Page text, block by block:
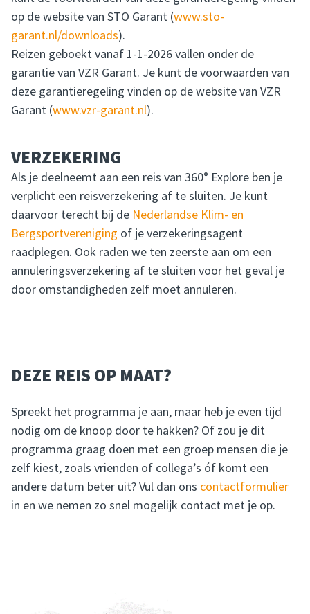
op de website van STO Garant (www.sto-
garant.nl/downloads).
Reizen geboekt vanaf 1-1-2026 vallen onder de
garantie van VZR Garant. Je kunt de voorwaarden van
deze garantieregeling vinden op de website van VZR
Garant (www.vzr-garant.nl).
VERZEKERING
Als je deelneemt aan een reis van 360° Explore ben je
verplicht een reisverzekering af te sluiten. Je kunt
daarvoor terecht bij de Nederlandse Klim- en
Bergsportvereniging of je verzekeringsagent
raadplegen. Ook raden we ten zeerste aan om een
annuleringsverzekering af te sluiten voor het geval je
door omstandigheden zelf moet annuleren.
DEZE REIS OP MAAT?
Spreekt het programma je aan, maar heb je even tijd
nodig om de knoop door te hakken? Of zou je dit
programma graag doen met een groep mensen die je
zelf kiest, zoals vrienden of collega’s óf komt een
andere datum beter uit? Vul dan ons contactformulier
in en we nemen zo snel mogelijk contact met je op.